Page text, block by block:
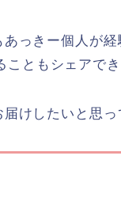
っきー個人が経
こともシェアでき
けしたいと思っ